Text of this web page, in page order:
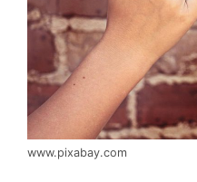
www.pixabay.com